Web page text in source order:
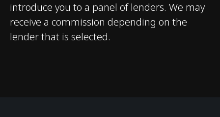
AÉRODYNAMIQUE Active Rear
introduce you to a panel of lenders. We may
receive a commission depending on the
lender that is selected.